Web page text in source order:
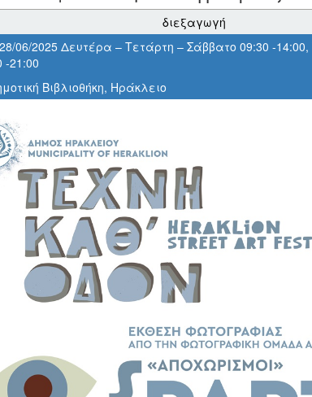
διεξαγωγή
06/2025 Δευτέρα – Τετάρτη – Σάββατο 09:30 -
-21:00
Βιβλιοθήκη, Ηράκλειο